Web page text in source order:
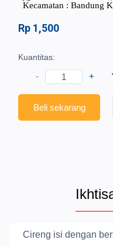
Kecamatan : Bandung
Rp 1,500
Kuantitas:
- +
Beli sekarang
Cireng isi dengan